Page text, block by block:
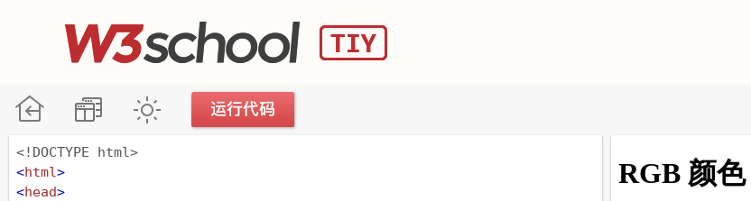
<!DOCTYPE html>
<html>
<head>